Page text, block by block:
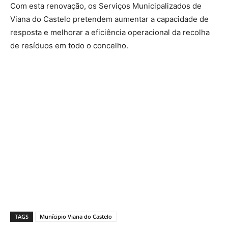
Com esta renovação, os Serviços Municipalizados de
Viana do Castelo pretendem aumentar a capacidade de
resposta e melhorar a eficiência operacional da recolha
de resíduos em todo o concelho.
TAGS Munícipio Viana do Castelo